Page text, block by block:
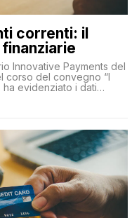
correnti: il
Innovative Payments del
corso del convegno “I
ha evidenziato i dati
alle